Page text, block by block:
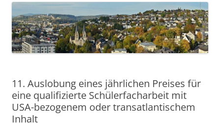
11. Auslobung eines jährlichen Preises für
eine qualifizierte Schülerfacharbeit mit
USA-bezogenem oder transatlantischem
Inhalt